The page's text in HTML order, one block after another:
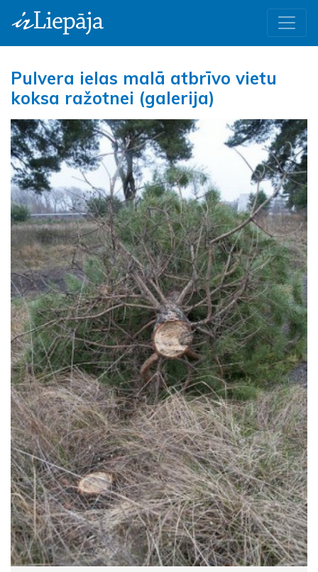
Pulvera ielas malā atbrīvo vietu
koksa ražotnei (galerija)